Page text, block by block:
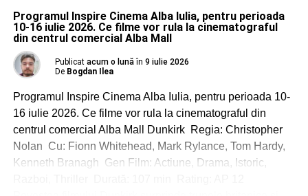
Programul Inspire Cinema Alba Iulia, pentru perioada
10-16 iulie 2026. Ce filme vor rula la cinematograful
din centrul comercial Alba Mall
Publicat acum o lună în 9 iulie 2026
De Bogdan Ilea
Programul Inspire Cinema Alba Iulia, pentru perioada 10-
16 iulie 2026. Ce filme vor rula la cinematograful din
centrul comercial Alba Mall Dunkirk Regia: Christopher
Nolan Cu: Fionn Whitehead, Mark Rylance, Tom Hardy,
Kenneth Branagh Gen Film: Actiune, Drama, Istoric,